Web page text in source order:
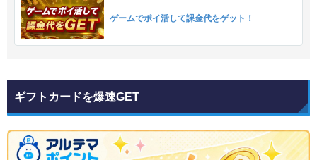
ゲームでポイ活して課金代をゲット！
ギフトカードを爆速GET